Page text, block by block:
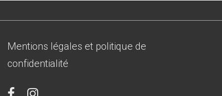
Menu
du
Mentions légales et politique de
confidentialité